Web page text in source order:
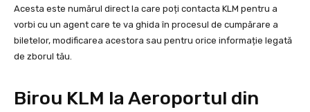
Acesta este numărul direct la care poți contacta KLM pentru a
vorbi cu un agent care te va ghida în procesul de cumpărare a
biletelor, modificarea acestora sau pentru orice informație legată
de zborul tău.
Birou KLM la Aeroportul din